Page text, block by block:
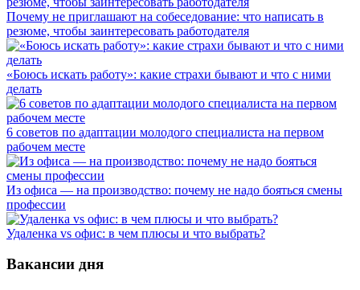
Почему не приглашают на собеседование: что написать в
резюме, чтобы заинтересовать работодателя
«Боюсь искать работу»: какие страхи бывают и что с ними
делать
6 советов по адаптации молодого специалиста на первом
рабочем месте
Из офиса — на производство: почему не надо бояться смены
профессии
Удаленка vs офис: в чем плюсы и что выбрать?
Вакансии дня